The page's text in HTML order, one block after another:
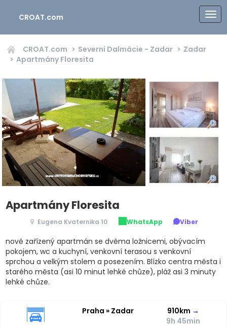
CROAT.com
CROAT.com Severní Dalmácie - Zadar
Zadar
Apartmány Floresita
Apartmány Floresita
Eugena Kvaternika 10 WhatsApp Viber
nově zařízený apartmán se dvěma ložnicemi, obývacím
pokojem, wc a kuchyní, venkovní terasou s venkovní
sprchou a velkým stolem a posezením. Blízko centra města i
starého města (asi 10 minut lehké chůze), pláž asi 3 minuty
lehké chůze.
Praha » Zadar 910km →
9h 45min